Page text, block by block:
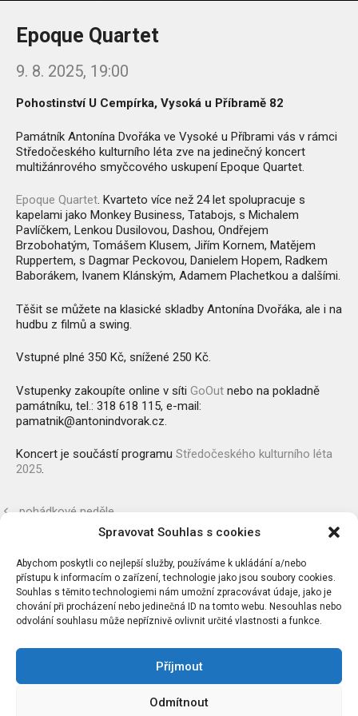
Spravovat Souhlas s cookies
Abychom poskytli co nejlepší služby, používáme k ukládání a/nebo
přístupu k informacím o zařízení, technologie jako jsou soubory cookies.
Souhlas s těmito technologiemi nám umožní zpracovávat údaje, jako je
chování při procházení nebo jedinečná ID na tomto webu. Nesouhlas nebo
odvolání souhlasu může nepříznivě ovlivnit určité vlastnosti a funkce.
Příjmout
Odmítnout
Epoque Quartet
9. 8. 2025, 19:00
Pohostinství U Cempírka, Vysoká u Příbramě 82
Památník Antonína Dvořáka ve Vysoké u Příbrami vás v rámci
Středočeského kulturního léta zve na jedinečný koncert
multižánrového smyčcového uskupení Epoque Quartet.
Epoque Quartet. Kvarteto více než 24 let spolupracuje s
kapelami jako Monkey Business, Tatabojs, s Michalem
Pavlíčkem, Lenkou Dusilovou, Dashou, Ondřejem
Brzobohatým, Tomášem Klusem, Jiřím Kornem, Matějem
Ruppertem, s Dagmar Peckovou, Danielem Hopem, Radkem
Baborákem, Ivanem Klánským, Adamem Plachetkou a dalšími.
Těšit se můžete na klasické skladby Antonína Dvořáka, ale i na
hudbu z filmů a swing.
Vstupné plné 350 Kč, snížené 250 Kč.
Vstupenky zakoupíte online v síti GoOut nebo na pokladně
památníku, tel.: 318 618 115, e-mail:
pamatnik@antonindvorak.cz.
Koncert je součástí programu Středočeského kulturního léta
2025.
pohádkové neděle
pouť na Třemšín
Chcete dostávat náš newsletter?